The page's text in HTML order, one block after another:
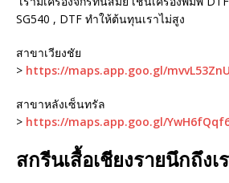
SG540 , DTF ทำให้ต้นทุนเราไม่สูง
สาขาเวียงชัย
> https://maps.app.goo.gl/
สาขาหลังเซ็นทรัล
> https://maps.app.goo.gl/
สกรีนเสื้อเชียงรายนึกถึงเ